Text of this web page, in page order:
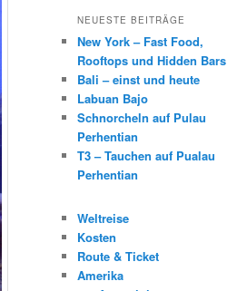
NEUESTE BEITRÄGE
New York – Fast Food,
Rooftops und Hidden Bars
Bali – einst und heute
Labuan Bajo
Schnorcheln auf Pulau
Perhentian
T3 – Tauchen auf Pualau
Perhentian
Weltreise
Kosten
Route & Ticket
Amerika